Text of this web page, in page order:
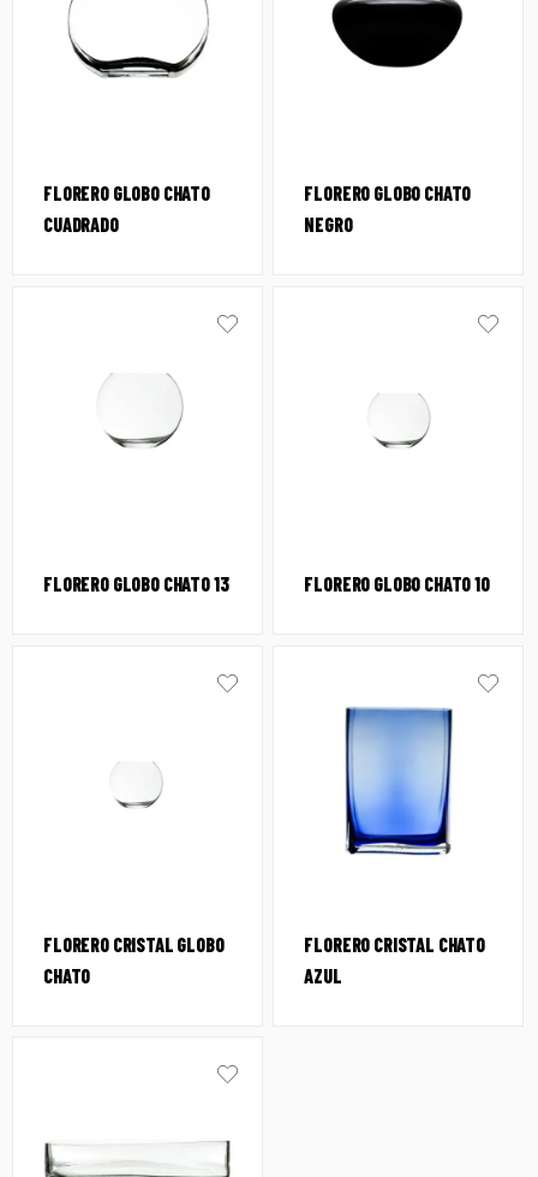
FLORERO GLOBO CHATO
CUADRADO
FLORERO GLOBO CHATO
NEGRO
FLORERO GLOBO CHATO 13 FLORERO GLOBO CHATO 10
FLORERO CRISTAL GLOBO
CHATO
FLORERO CRISTAL CHATO
AZUL